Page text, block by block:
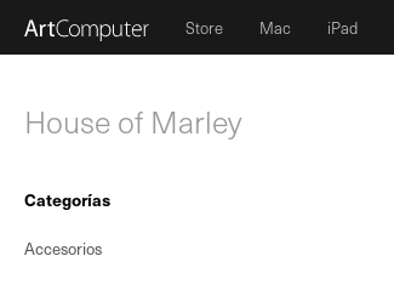
Store Mac iPad
House of Marley
Categorías
Accesorios